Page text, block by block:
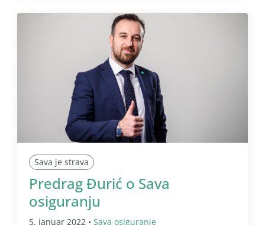
Sava je strava
Predrag Đurić o Sava
osiguranju
5. januar 2022 • Sava osiguranje